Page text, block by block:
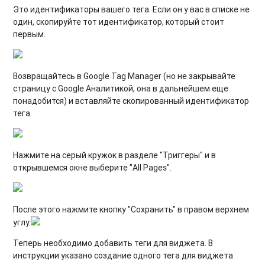
Это идентификаторы вашего тега. Если он у вас в списке не
один, скопируйте тот идентификатор, который стоит
первым.
Возвращайтесь в Google Tag Manager (но не закрывайте
страницу с Google Аналитикой, она в дальнейшем еще
понадобится) и вставляйте скопированный идентификатор
тега.
Нажмите на серый кружок в разделе "Триггеры" и в
открывшемся окне выберите "All Pages".
После этого нажмите кнопку "Сохранить" в правом верхнем
углу.
Теперь необходимо добавить теги для виджета. В
инструкции указано создание одного тега для виджета